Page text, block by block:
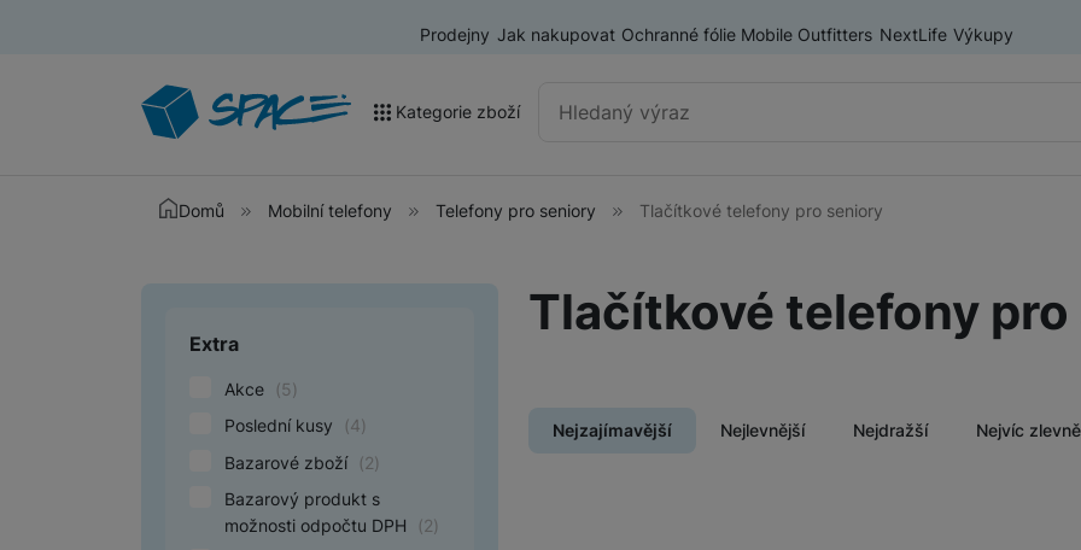
Prodejny Jak nakupovat Ochranné fólie Mobile Outfitters NextLife Výkupy
Vyhledávání
Kategorie zboží
Akce a výprodej
Chytré telefony
Samsung
Televize
Audio
Domácí spotřebiče
Tablety
Foto
Domů Mobilní telefony Telefony pro seniory Tlačítkové telefony pro seniory
Tlačítkové telefony
Nejzajímavější Nejlevnější Nejdražší Nejvíc
Upřesnit parametry
Extra
Akce (5)
Poslední kusy
(4)
Bazarové zboží (2)
Bazarový produkt s
možnosti odpočtu DPH
(2)